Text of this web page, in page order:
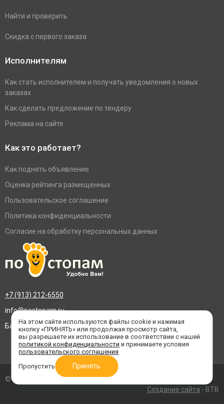
Найти и проверить
Скидка с первого заказа
Исполнителям
Как стать исполнителем и получать уведомления о новых
заказах
Как сделать предложение по тендеру
Реклама на сайте
Как это работает?
Как поднять объявление
Оценка рейтинга размещенных
Пользовательское соглашение
Политика конфиденциальности
Согласие на обработку персональных данных
+7 (913) 212-6550
info@postopam.ru
Барнаул, пр. Социалистический 109, оф.455
© 2016–2026 «По стопам»
Создание сайта - BTB
На этом сайте используются файлы cookie и нажимая
кнопку «ПРИНЯТЬ» или продолжая просмотр сайта,
вы разрешаете их использование в соответствии с нашей
политикой конфиденциальности и принимаете условия
пользовательского соглашения
Пропустить
Принять